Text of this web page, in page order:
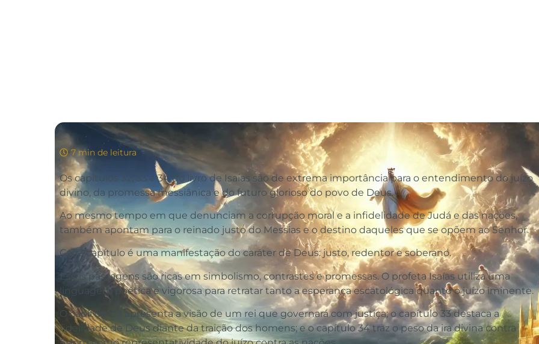
7 min de leitura
Os capítulos 32, 33 e 34 do livro de Isaías são de extrema importância para o entendimento do juízo
divino, da promessa messiânica e do futuro glorioso do povo de Deus.
Ao mesmo tempo em que denunciam a corrupção moral e a infidelidade de Judá e das nações,
também apontam para o reinado justo do Messias e o destino daqueles que se opõem ao Senhor.
Cada capítulo é uma manifestação do caráter de Deus: justo, redentor e soberano.
Essas passagens são ricas em simbolismo, contrastes e promessas. O profeta Isaías utiliza uma
linguagem poética e vigorosa para retratar tanto a esperança escatológica quanto o juízo iminente.
O capítulo 32 apresenta a visão de um rei que governará com justiça; o capítulo 33 destaca a
fidelidade de Deus diante da traição dos homens; e o capítulo 34 traz o peso da ira divina contra